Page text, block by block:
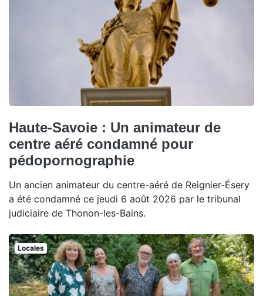
Haute-Savoie : Un animateur de
centre aéré condamné pour
pédopornographie
Un ancien animateur du centre-aéré de Reignier-Ésery
a été condamné ce jeudi 6 août 2026 par le tribunal
judiciaire de Thonon-les-Bains.
Locales